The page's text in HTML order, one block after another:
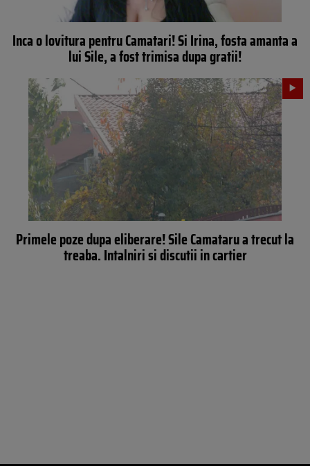
Inca o lovitura pentru Camatari! Si Irina, fosta amanta a
lui Sile, a fost trimisa dupa gratii!
Primele poze dupa eliberare! Sile Camataru a trecut la
treaba. Intalniri si discutii in cartier